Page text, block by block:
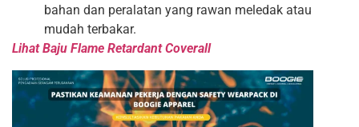
bahan dan peralatan yang rawan meledak atau
mudah terbakar.
Lihat Baju Flame Retardant Coverall